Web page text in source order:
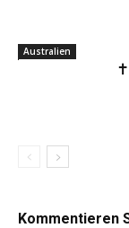
Australien
Kommentieren